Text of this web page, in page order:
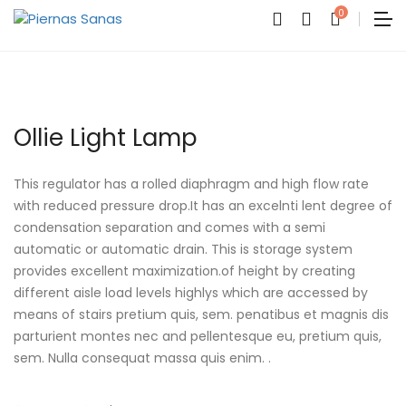
0
No
Ollie Light Lamp
This regulator has a rolled diaphragm and high flow rate
with reduced pressure drop.It has an excelnti lent degree of
condensation separation and comes with a semi
automatic or automatic drain. This is storage system
provides excellent maximization.of height by creating
different aisle load levels highlys which are accessed by
means of stairs pretium quis, sem. penatibus et magnis dis
parturient montes nec and pellentesque eu, pretium quis,
sem. Nulla consequat massa quis enim. .